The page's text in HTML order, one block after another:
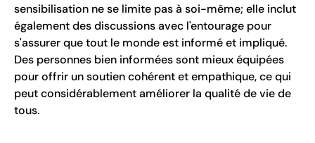
sensibilisation ne se limite pas à soi-même; elle inclut
également des discussions avec l'entourage pour
s'assurer que tout le monde est informé et impliqué.
Des personnes bien informées sont mieux équipées
pour offrir un soutien cohérent et empathique, ce qui
peut considérablement améliorer la qualité de vie de
tous.